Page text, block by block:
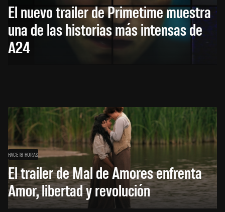
El nuevo trailer de Primetime muestra
una de las historias más intensas de
A24
HACE 18 HORAS
El trailer de Mal de Amores enfrenta
Amor, libertad y revolución